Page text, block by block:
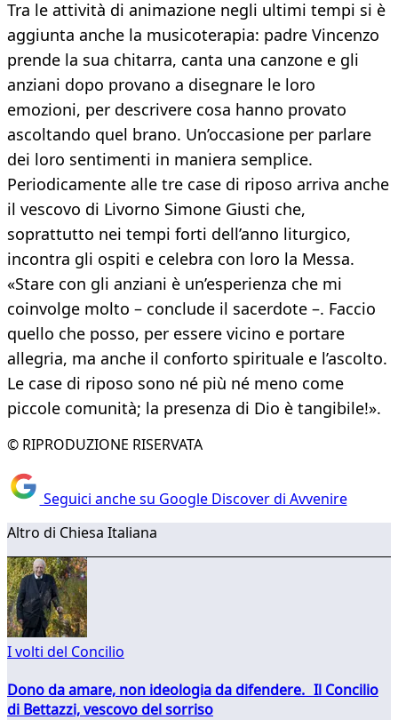
Tra le attività di animazione negli ultimi tempi si è
aggiunta anche la musicoterapia: padre Vincenzo
prende la sua chitarra, canta una canzone e gli
anziani dopo provano a disegnare le loro
emozioni, per descrivere cosa hanno provato
ascoltando quel brano. Un’occasione per parlare
dei loro sentimenti in maniera semplice.
Periodicamente alle tre case di riposo arriva anche
il vescovo di Livorno Simone Giusti che,
soprattutto nei tempi forti dell’anno liturgico,
incontra gli ospiti e celebra con loro la Messa.
«Stare con gli anziani è un’esperienza che mi
coinvolge molto – conclude il sacerdote –. Faccio
quello che posso, per essere vicino e portare
allegria, ma anche il conforto spirituale e l’ascolto.
Le case di riposo sono né più né meno come
piccole comunità; la presenza di Dio è tangibile!».
© RIPRODUZIONE RISERVATA
Seguici anche su Google Discover di Avvenire
Altro di Chiesa Italiana
I volti del Concilio
Dono da amare, non ideologia da difendere. Il Concilio
di Bettazzi, vescovo del sorriso